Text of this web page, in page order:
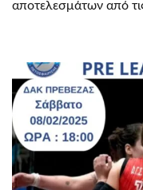
αποτελεσμάτων από